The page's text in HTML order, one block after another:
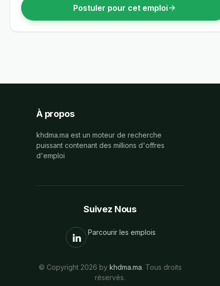
Postuler pour cet emploi
À propos
khdma.ma est un moteur de recherche
puissant contenant des millions d'offres
d'emploi
Suivez Nous
Parcourir les emplois
© Copyright 2026 by khdma.ma. Tous droits
réservés.